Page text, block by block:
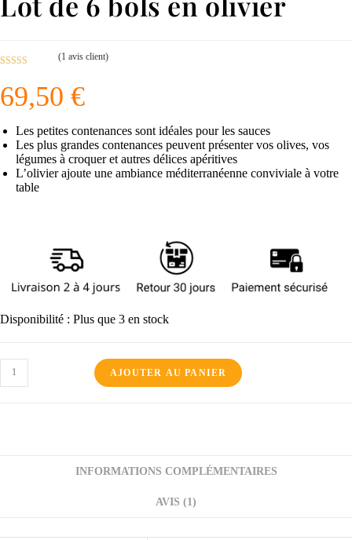
sur 5 basé
sur
client
(1 avis client)
69,50 €
Les petites contenances sont idéales pour les sauces
Les plus grandes contenances peuvent présenter vos olives, vos
légumes à croquer et autres délices apéritives
L’olivier ajoute une ambiance méditerranéenne conviviale à votre
table
Disponibilité : Plus que 3 en stock
AJOUTER AU PANIER
INFORMATIONS COMPLÉMENTAIRES
AVIS (1)